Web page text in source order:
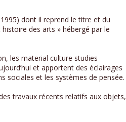
1995) dont il reprend le titre et du
des arts » hébergé par le
les material culture studies
et apportent des éclairages
sociales et les systèmes de pensée.
travaux récents relatifs aux objets,